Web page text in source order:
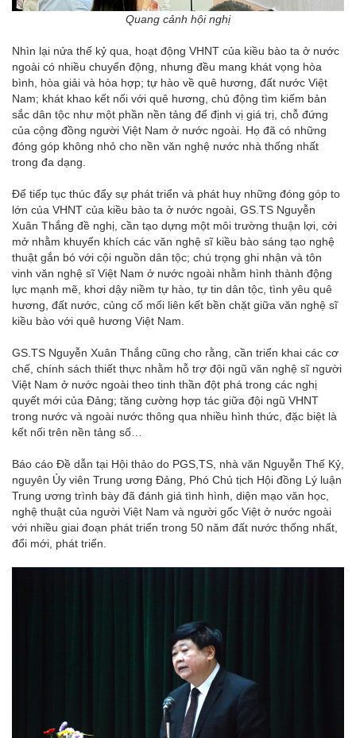
Quang cảnh hội nghị
Nhìn lại nửa thế kỷ qua, hoạt động VHNT của kiều bào ta ở nước
ngoài có nhiều chuyển động, nhưng đều mang khát vọng hòa
bình, hòa giải và hòa hợp; tự hào về quê hương, đất nước Việt
Nam; khát khao kết nối với quê hương, chủ động tìm kiếm bản
sắc dân tộc như một phần nền tảng để định vị giá trị, chỗ đứng
của cộng đồng người Việt Nam ở nước ngoài. Họ đã có những
đóng góp không nhỏ cho nền văn nghệ nước nhà thống nhất
trong đa dạng.
Để tiếp tục thúc đẩy sự phát triển và phát huy những đóng góp to
lớn của VHNT của kiều bào ta ở nước ngoài, GS.TS Nguyễn
Xuân Thắng đề nghị, cần tạo dựng một môi trường thuận lợi, cởi
mở nhằm khuyến khích các văn nghệ sĩ kiều bào sáng tạo nghệ
thuật gắn bó với cội nguồn dân tộc; chú trọng ghi nhận và tôn
vinh văn nghệ sĩ Việt Nam ở nước ngoài nhằm hình thành động
lực mạnh mẽ, khơi dậy niềm tự hào, tự tin dân tộc, tình yêu quê
hương, đất nước, củng cố mối liên kết bền chặt giữa văn nghệ sĩ
kiều bào với quê hương Việt Nam.
GS.TS Nguyễn Xuân Thắng cũng cho rằng, cần triển khai các cơ
chế, chính sách thiết thực nhằm hỗ trợ đội ngũ văn nghệ sĩ người
Việt Nam ở nước ngoài theo tinh thần đột phá trong các nghị
quyết mới của Đảng; tăng cường hợp tác giữa đội ngũ VHNT
trong nước và ngoài nước thông qua nhiều hình thức, đặc biệt là
kết nối trên nền tảng số…
Báo cáo Đề dẫn tại Hội thảo do PGS,TS, nhà văn Nguyễn Thế Kỷ,
nguyên Ủy viên Trung ương Đảng, Phó Chủ tịch Hội đồng Lý luận
Trung ương trình bày đã đánh giá tình hình, diện mạo văn học,
nghệ thuật của người Việt Nam và người gốc Việt ở nước ngoài
với nhiều giai đoạn phát triển trong 50 năm đất nước thống nhất,
đổi mới, phát triển.